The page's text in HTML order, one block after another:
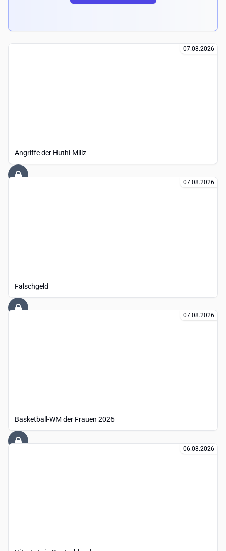
07.08.2026
Angriffe der Huthi-Miliz
07.08.2026
Falschgeld
07.08.2026
Basketball-WM der Frauen 2026
06.08.2026